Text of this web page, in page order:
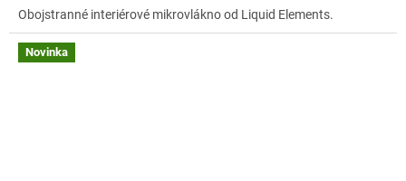
Obojstranné interiérové mikrovlákno od Liquid Elements.
Novinka